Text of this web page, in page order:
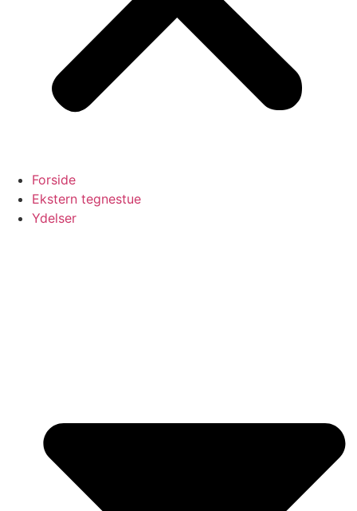
Forside
Ekstern tegnestue
Ydelser